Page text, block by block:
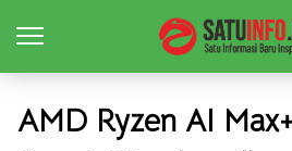
AMD Ryzen AI